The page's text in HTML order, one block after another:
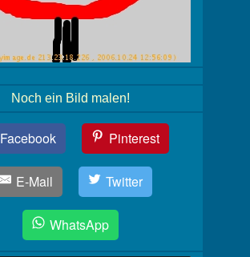
Noch ein Bild malen!
Facebook Pinterest
E-Mail Twitter
WhatsApp